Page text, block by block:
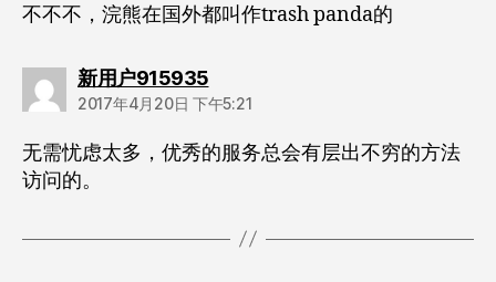
不不不，浣熊在国外都叫作trash panda的
新用户915935说：
2017年4月20日 下午5:21
无需忧虑太多，优秀的服务总会有层出不穷的方法
访问的。